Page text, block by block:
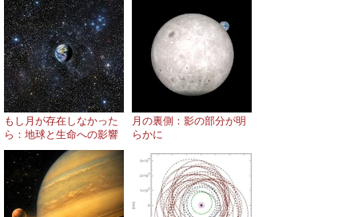
もし月が存在しなかった
ら：地球と生命への影響
月の裏側：影の部分が明
らかに